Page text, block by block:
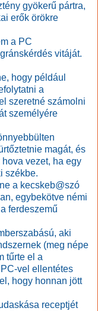
gyökerű pártra,
erők örökre
a PC
vitáját.
hogy például
a
szeretné számolni
személyére
magát, és
vezet, ha egy
székbe.
a kecskeb@szó
egybekötve némi
ferdeszemű
aki
(meg népe
tűrte el a
vel ellentétes
hogy honnan jött
receptjét